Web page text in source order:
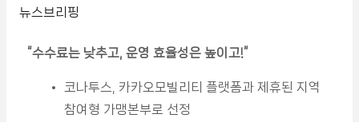
뉴스브리핑
“수수료는 낮추고, 운영 효율성은 높이고!”
코나투스, 카카오모빌리티 플랫폼과 제휴된 지역
참여형 가맹본부로 선정